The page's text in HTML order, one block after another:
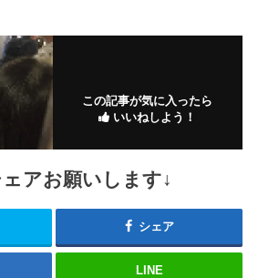
この記事が気に入ったら
いいねしよう！
アお願いします↓
シェア
LINE